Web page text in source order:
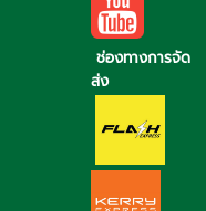
ช่องทางการจัด
ส่ง